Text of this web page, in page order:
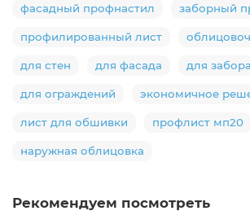
фасадный профнастил заборный
профилированный лист
для стен для фасада для забора
для ограждений экономичное
лист для обшивки профлист мп20
наружная облицовка
Рекомендуем посмотреть